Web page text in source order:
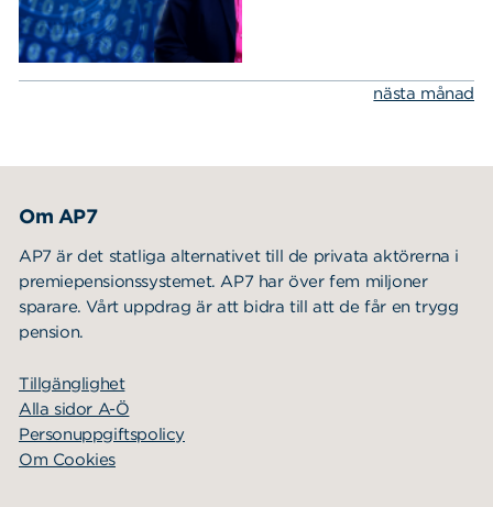
nästa månad
Om AP7
AP7 är det statliga alternativet till de privata aktörerna i
premiepensionssystemet. AP7 har över fem miljoner
sparare. Vårt uppdrag är att bidra till att de får en trygg
pension.
Tillgänglighet
Alla sidor A-Ö
Personuppgiftspolicy
Om Cookies